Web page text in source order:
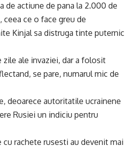
de actiune de pana la 2.000 de
ce o face greu de
Kinjal sa distruga tinte puternic
ale invaziei, dar a folosit
se pare, numarul mic de
deoarece autoritatile ucrainene
Rusiei un indiciu pentru
rachete rusesti au devenit mai